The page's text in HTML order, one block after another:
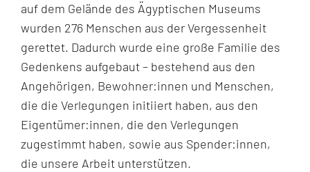
auf dem Gelände des Ägyptischen Museums
wurden 276 Menschen aus der Vergessenheit
gerettet. Dadurch wurde eine große Familie des
Gedenkens aufgebaut – bestehend aus den
Angehörigen, Bewohner:innen und Menschen,
die die Verlegungen initiiert haben, aus den
Eigentümer:innen, die den Verlegungen
zugestimmt haben, sowie aus Spender:innen,
die unsere Arbeit unterstützen.